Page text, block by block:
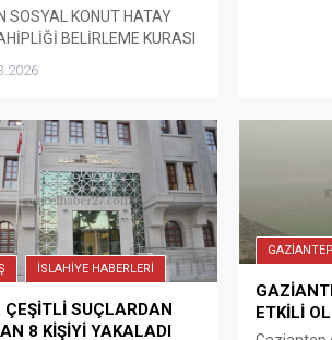
SOSYAL KONUT HATAY
BELİRLEME KURASI
watch?
İSLAHİYE HABERLERİ
ÇEŞİTLİ SUÇLARDAN
8 KİŞİYİ YAKALADI
ETKİLİ